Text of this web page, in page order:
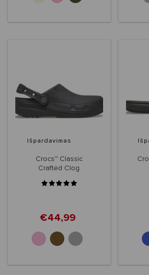
Išpardavimas
Crocs™ Classic
Crafted Clog
€44,99